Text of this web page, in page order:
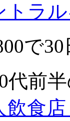
トラ
で
代前
飲食